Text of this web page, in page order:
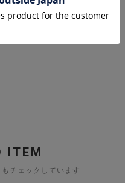
ITEM
チェックしています